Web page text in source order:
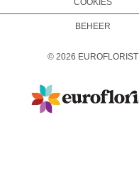
© 2026 EUROFLORIST
BEHEER